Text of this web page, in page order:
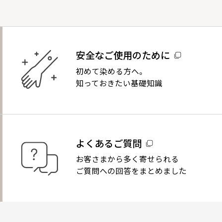
安全なご使用のために
初めて染める方へ。
知っておきたい基礎知識
よくあるご質問
お客さまから多く寄せられる
ご質問への回答をまとめました